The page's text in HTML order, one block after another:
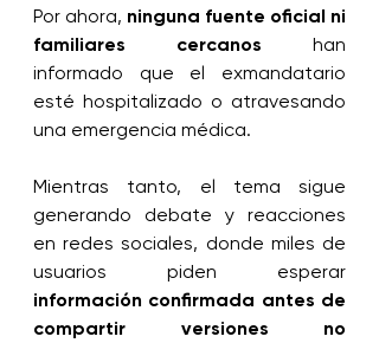
Por ahora, ninguna fuente oficial ni
familiares cercanos han
informado que el exmandatario
esté hospitalizado o atravesando
una emergencia médica.
Mientras tanto, el tema sigue
generando debate y reacciones
en redes sociales, donde miles de
información confirmada antes de
compartir versiones no